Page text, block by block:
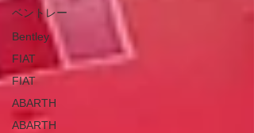
ベントレー
Bentley
FIAT
FIAT
ABARTH
ABARTH